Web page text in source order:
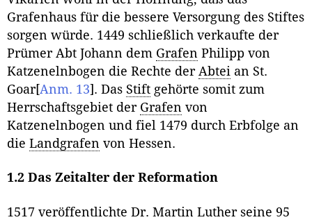
Grafenhaus für die bessere Versorgung des Stiftes
sorgen würde. 1449 schließlich verkaufte der
Prümer Abt Johann dem Grafen Philipp von
Katzenelnbogen die Rechte der Abtei an St.
Goar[Anm. 13] . Das Stift gehörte somit zum
Herrschaftsgebiet der Grafen von
Katzenelnbogen und fiel 1479 durch Erbfolge an
die Landgrafen von Hessen.
1.2 Das Zeitalter der Reformation
1517 veröffentlichte Dr. Martin Luther seine 95